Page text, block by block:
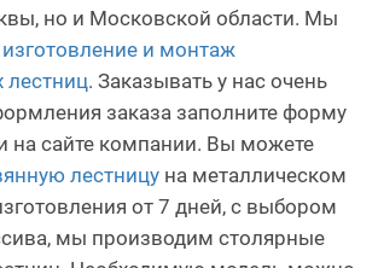
но и Московской области. Мы
изготовление и монтаж
лестниц. Заказывать у нас очень
заказа заполните форму
на сайте компании. Вы можете
лестницу на металлическом
от 7 дней, с выбором
мы производим столярные